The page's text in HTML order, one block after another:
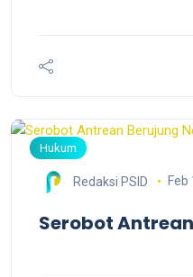
Hukum
Redaksi PSID Feb
Serobot